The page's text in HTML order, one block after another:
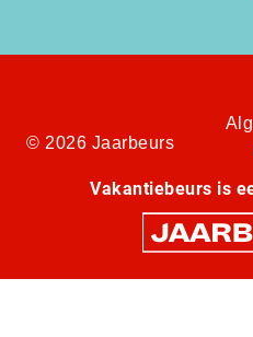
© 2026 Jaarbeurs
Vakantiebeurs is